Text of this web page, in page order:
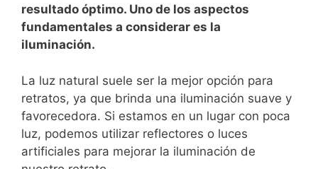
resultado óptimo. ⁣Uno de los aspectos
fundamentales⁣ a considerar ⁤es la
iluminación.
La luz ⁤natural suele ser ​la mejor⁢ opción para
retratos, ya que brinda una iluminación suave ⁣y
favorecedora. Si estamos en ⁤un ​lugar con poca
luz, podemos utilizar reflectores o luces
artificiales para mejorar ⁤la iluminación de